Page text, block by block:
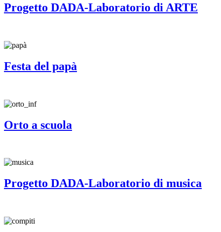
Progetto DADA-Laboratorio di ARTE
Festa del papà
Orto a scuola
Progetto DADA-Laboratorio di musica